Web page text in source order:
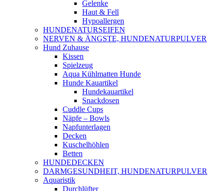
Gelenke
Haut & Fell
Hypoallergen
HUNDENATURSEIFEN
NERVEN & ÄNGSTE, HUNDENATURPULVER
Hund Zuhause
Kissen
Spielzeug
Aqua Kühlmatten Hunde
Hunde Kauartikel
Hundekauartikel
Snackdosen
Cuddle Cups
Näpfe – Bowls
Napfunterlagen
Decken
Kuschelhöhlen
Betten
HUNDEDECKEN
DARMGESUNDHEIT, HUNDENATURPULVER
Aquaristik
Durchlüfter